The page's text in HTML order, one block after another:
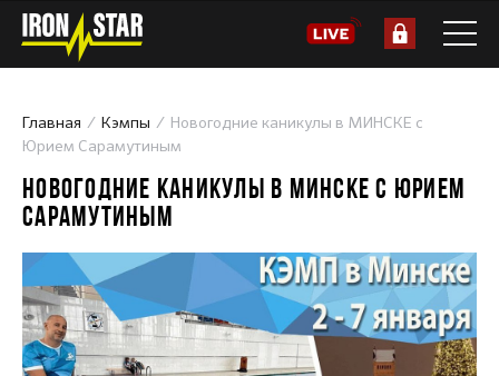
Главная Кэмпы
Новогодние каникулы в МИНСКЕ с
Юрием Сарамутиным
НОВОГОДНИЕ КАНИКУЛЫ В МИНСКЕ С ЮРИЕМ
САРАМУТИНЫМ